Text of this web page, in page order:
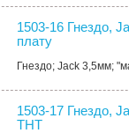
1503-16 Гнездо,
плату
Гнездо; Jack 3,5мм;
1503-17 Гнездо,
THT